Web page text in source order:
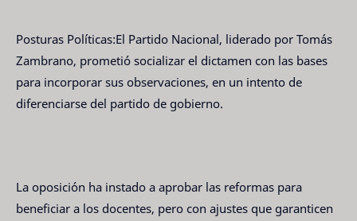
Posturas Políticas:El Partido Nacional, liderado por Tomás
Zambrano, prometió socializar el dictamen con las bases
para incorporar sus observaciones, en un intento de
diferenciarse del partido de gobierno.
La oposición ha instado a aprobar las reformas para
beneficiar a los docentes, pero con ajustes que garanticen